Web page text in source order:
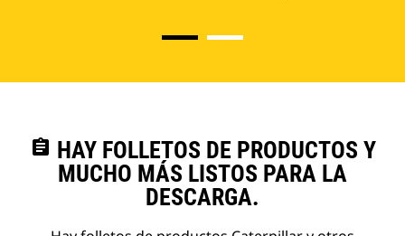
assignment HAY FOLLETOS DE PRODUCTOS Y
MUCHO MÁS LISTOS PARA LA
DESCARGA.